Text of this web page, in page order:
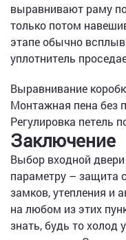
выравнивают раму
только потом
этапе обычно
уплотнитель
Выравнивание
Монтажная пена без
Регулировка петель
Заключение
Выбор входной
параметру – защита
замков, утепления и
на любом из этих
знать, будь то холод